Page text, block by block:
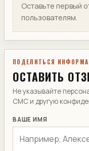
Оставьте первый
пользователям.
ПОДЕЛИТЬСЯ
ОСТАВИТЬ
Не указывайте
СМС и другую
ВАШЕ ИМЯ